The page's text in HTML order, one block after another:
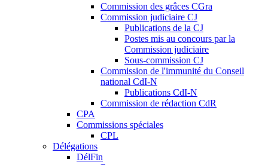
Commission des grâces CGra
Commission judiciaire CJ
Publications de la CJ
Postes mis au concours par la
Commission judiciaire
Sous-commission CJ
Commission de l'immunité du Conseil
national CdI-N
Publications CdI-N
Commission de rédaction CdR
CPA
Commissions spéciales
CPL
Délégations
DélFin